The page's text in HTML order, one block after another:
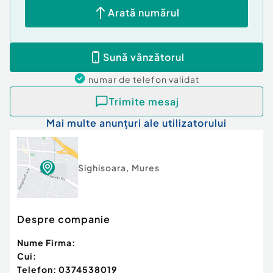
Arată numărul
Sună vânzătorul
numar de telefon validat
Trimite mesaj
Mai multe anunțuri ale utilizatorului
Sighisoara, Mures
Despre companie
Nume Firma:
Cui:
Telefon: 0374538019